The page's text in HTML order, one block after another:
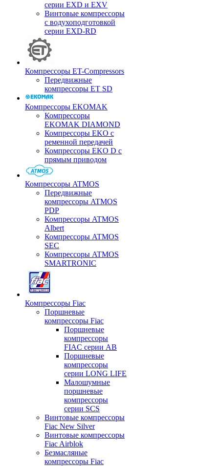
серии EXD и EXV
Винтовые компрессоры
с водухоподготовкой
серии EXD-RD
Компрессоры ET-Compressors
Передвижные
компрессоры ET SD
Компрессоры EKOMAK
Компрессоры
EKOMAK DIAMOND
Компрессоры EKO c
ременной передачей
Компрессоры EKO D с
прямым приводом
Компрессоры ATMOS
Передвижные
компрессоры ATMOS
PDP
Компрессоры ATMOS
Albert
Компрессоры ATMOS
SEC
Компрессоры ATMOS
SMARTRONIC
Компрессоры Fiac
Поршневые
компрессоры Fiac
Поршневые
компрессоры
FIAC серии AB
Поршневые
компрессоры
серии LONG LIFE
Малошумные
поршневые
компрессоры
серии SCS
Винтовые компрессоры
Fiac New Silver
Винтовые компрессоры
Fiac Airblok
Безмасляные
компрессоры Fiac